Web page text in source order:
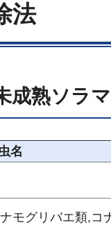
法
熟ソラ
名
モグリバエ類,コ